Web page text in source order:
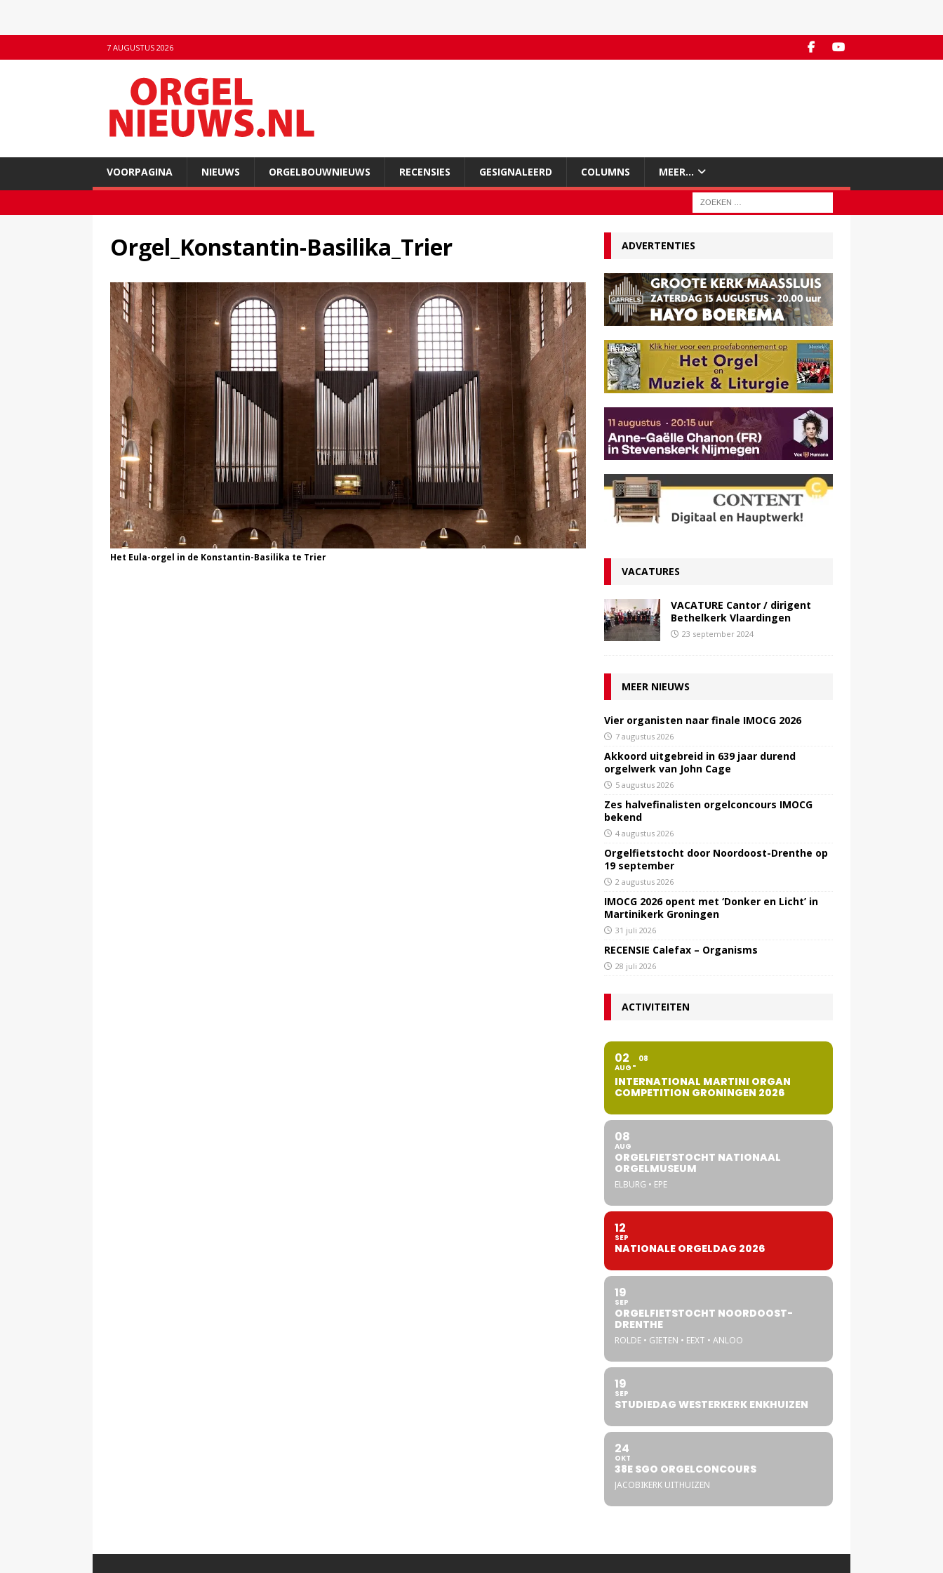
7 AUGUSTUS 2026
VOORPAGINA NIEUWS ORGELBOUWNIEUWS RECENSIES GESIGNALEERD COLUMNS MEER…
Orgel_Konstantin-Basilika_Trier
Het Eula-orgel in de Konstantin-Basilika te Trier
ADVERTENTIES
VACATURES
VACATURE Cantor / dirigent
Bethelkerk Vlaardingen
23 september 2024
MEER NIEUWS
Vier organisten naar finale IMOCG 2026
7 augustus 2026
Akkoord uitgebreid in 639 jaar durend
orgelwerk van John Cage
5 augustus 2026
Zes halvefinalisten orgelconcours IMOCG
bekend
4 augustus 2026
Orgelfietstocht door Noordoost-Drenthe op
19 september
2 augustus 2026
IMOCG 2026 opent met ‘Donker en Licht’ in
Martinikerk Groningen
31 juli 2026
RECENSIE Calefax – Organisms
28 juli 2026
ACTIVITEITEN
02
AUG
08
INTERNATIONAL MARTINI ORGAN
COMPETITION GRONINGEN 2026
08
AUG
ORGELFIETSTOCHT NATIONAAL
ORGELMUSEUM
ELBURG • EPE
12
SEP
NATIONALE ORGELDAG 2026
19
SEP
ORGELFIETSTOCHT NOORDOOST-
DRENTHE
ROLDE • GIETEN • EEXT • ANLOO
19
SEP
STUDIEDAG WESTERKERK ENKHUIZEN
24
OKT
38E SGO ORGELCONCOURS
JACOBIKERK UITHUIZEN